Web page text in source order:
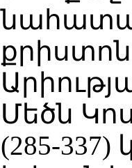
Մեծն
(285-